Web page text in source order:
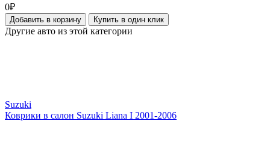
0₽
Добавить в корзину Купить в один клик
Другие авто из этой категории
Suzuki
Коврики в салон Suzuki Liana I 2001-2006